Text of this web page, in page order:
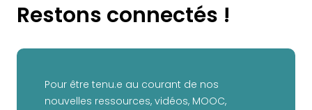
Restons connectés !
Pour être tenu.e au courant de nos
nouvelles ressources, vidéos, MOOC,